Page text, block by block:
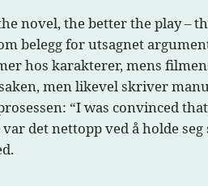
novel, the better the play –
belegg for utsagnet
hos karakterer, mens
men likevel skriver
“I was convinced
det nettopp ved å holde